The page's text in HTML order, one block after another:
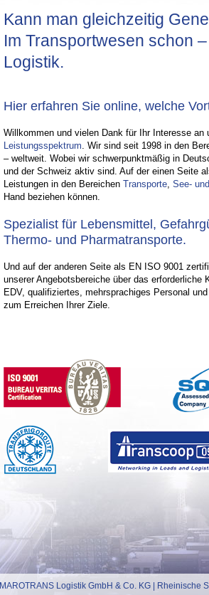
Kann man gleichzeitig
Im Transportwesen schon
Logistik.
Hier erfahren Sie online, welche
Willkommen und vielen Dank für Ihr Interesse an
Leistungsspektrum. Wir sind seit 1998 in den
– weltweit. Wobei wir schwerpunktmäßig in
und der Schweiz aktiv sind. Auf der einen Seite
Leistungen in den Bereichen Transporte, See-
Hand beziehen können.
Spezialist für Lebensmittel,
Thermo- und Pharmatransporte.
Und auf der anderen Seite als EN ISO 9001
unserer Angebotsbereiche über das erforderliche
EDV, qualifiziertes, mehrsprachiges Personal
zum Erreichen Ihrer Ziele.
MAROTRANS Logistik GmbH & Co. KG | Rheinische